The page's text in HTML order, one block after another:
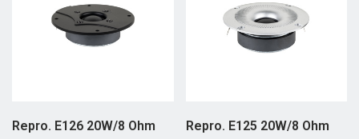
Repro. E126 20W/8 Ohm Repro. E125 20W/8 Ohm